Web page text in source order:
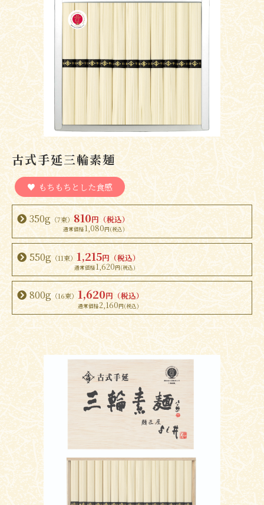
古式手延三輪素麺
もちもちとした食感
350g （7束） 810円（税込）
1,080
550g （11束） 1,215円（税込）
1,620
800g （16束） 1,620円（税込）
2,160